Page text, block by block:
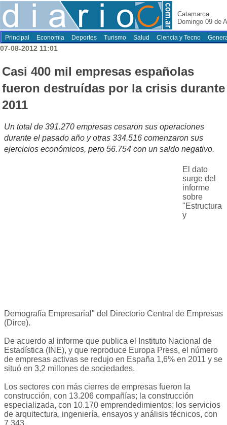
Catamarca
Domingo 09 de
Principal Economia Deportes Turismo Salud Ciencia y Tecno
07-08-2012 11:01
Casi 400 mil empresas españolas
fueron destruídas por la crisis durante
2011
Un total de 391.270 empresas cesaron sus operaciones
durante el pasado año y otras 334.516 comenzaron sus
ejercicios económicos, pero 56.754 con un saldo negativo.
El dato
surge del
informe
sobre
"Estructura
y
Demografía Empresarial" del Directorio Central de Empresas
(Dirce).
De acuerdo al informe que publica el Instituto Nacional de
Estadística (INE), y que reproduce Europa Press, el número
de empresas activas se redujo en España 1,6% en 2011 y se
situó en 3,2 millones de sociedades.
Los sectores con más cierres de empresas fueron la
construcción, con 13.206 compañías; la construcción
especializada, con 10.170 emprendedimientos; los servicios
de arquitectura, ingeniería, ensayos y análisis técnicos, con